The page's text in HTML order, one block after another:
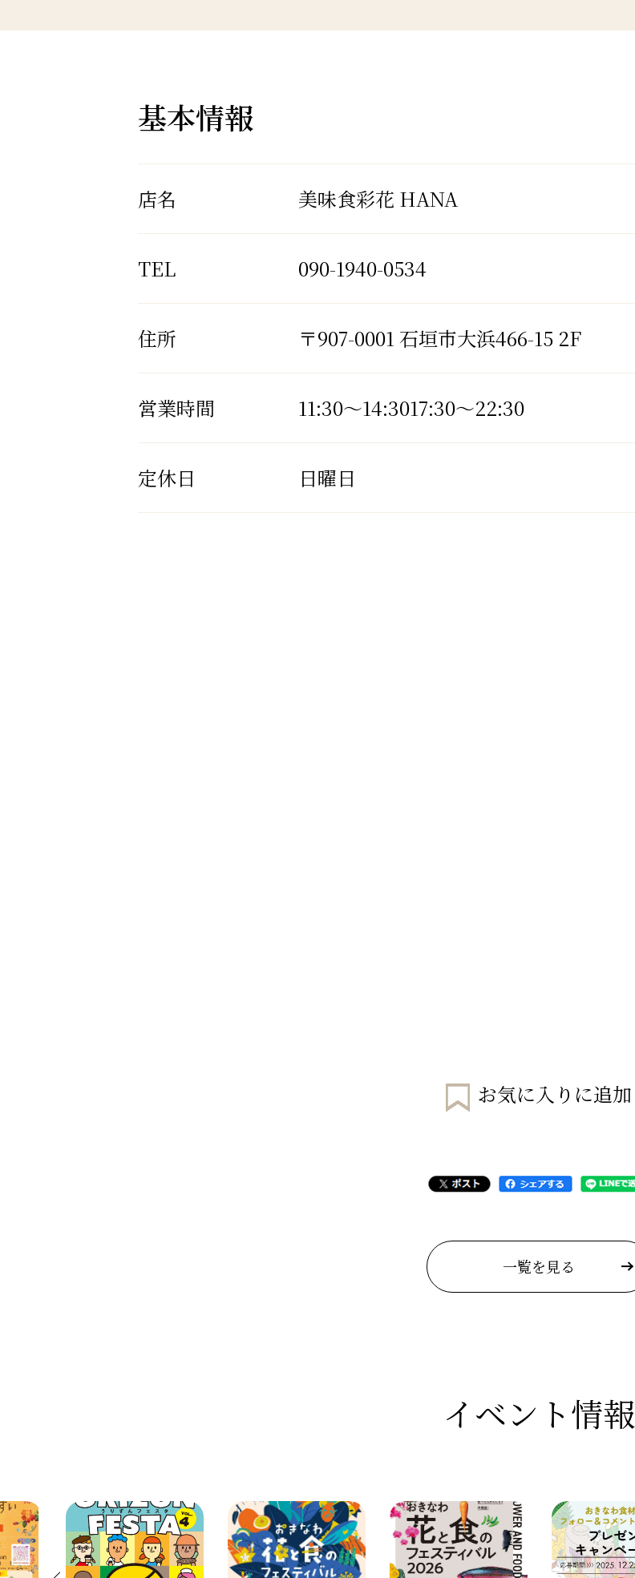
基本情報
店名 美味食彩花 HANA
TEL 090-1940-0534
住所 〒907-0001 石垣市大浜466-15 2F
営業時間 11:30～14:3017:30～22:30
定休日 日曜日
お気に入りに追加
一覧を見る
イベント情報